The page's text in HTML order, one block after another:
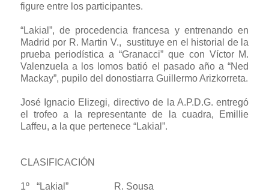
figure entre los participantes.
“Lakial”, de procedencia francesa y entrenando en
Madrid por R. Martin V., sustituye en el historial de la
prueba periodística a “Granacci” que con Víctor M.
Valenzuela a los lomos batió el pasado año a “Ned
Mackay”, pupilo del donostiarra Guillermo Arizkorreta.
José Ignacio Elizegi, directivo de la A.P.D.G. entregó
el trofeo a la representante de la cuadra, Emillie
Laffeu, a la que pertenece “Lakial”.
CLASIFICACIÓN
1º “Lakial” R. Sousa